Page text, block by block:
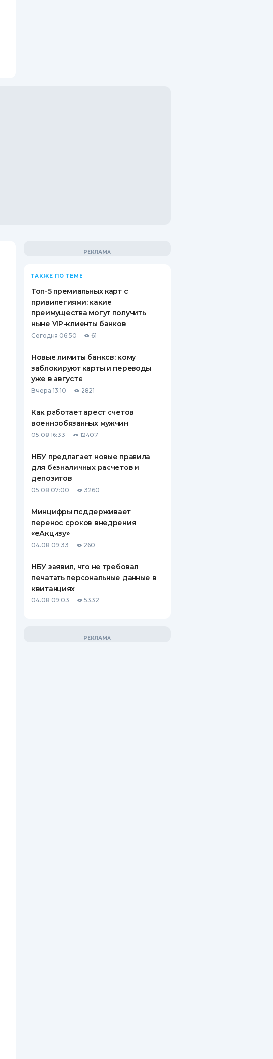
ТАКЖЕ ПО ТЕМЕ
Топ-5 премиальных карт с
привилегиями: какие
преимущества могут получить
ныне VIP-клиенты банков
Сегодня 06:50 61
Новые лимиты банков: кому
заблокируют карты и переводы
уже в августе
Вчера 13:10 2821
Как работает арест счетов
военнообязанных мужчин
05.08 16:33 12407
НБУ предлагает новые правила
для безналичных расчетов и
депозитов
05.08 07:00 3260
Минцифры поддерживает
перенос сроков внедрения
«еАкцизу»
04.08 09:33 260
НБУ заявил, что не требовал
печатать персональные данные в
квитанциях
04.08 09:03 5332